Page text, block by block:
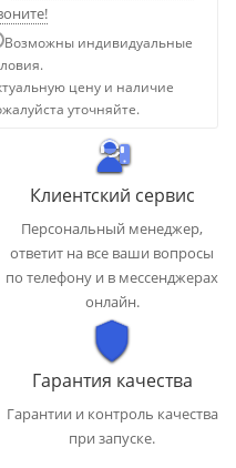
Возможны индивидуальные
цену и наличие
уточняйте.
Клиентский сервис
Персональный менеджер,
ответит на все ваши вопросы
по телефону и в мессенджерах
онлайн.
Гарантия качества
Гарантии и контроль качества
при запуске.